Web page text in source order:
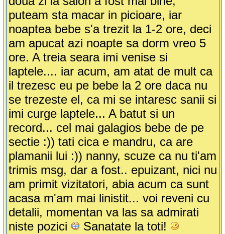
puteam sta macar in picioare, iar
noaptea bebe s'a trezit la 1-2 ore, deci
am apucat azi noapte sa dorm vreo 5
ore. A treia seara imi venise si
laptele.... iar acum, am atat de mult ca
il trezesc eu pe bebe la 2 ore daca nu
se trezeste el, ca mi se intaresc sanii si
imi curge laptele... A batut si un
record... cel mai galagios bebe de pe
sectie :)) tati cica e mandru, ca are
plamanii lui :)) nanny, scuze ca nu ti'am
trimis msg, dar a fost.. epuizant, nici nu
am primit vizitatori, abia acum ca sunt
acasa m'am mai linistit... voi reveni cu
detalii, momentan va las sa admirati
niste pozici
Sanatate la toti!